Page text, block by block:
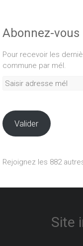
Abonnez-vous
Pour recevoir les
commune par mél.
Saisir
Valider
Rejoignez les 882
Site